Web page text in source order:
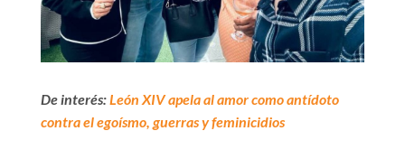
De interés:León XIV apela al amor como antídoto
contra el egoísmo, guerras y feminicidios